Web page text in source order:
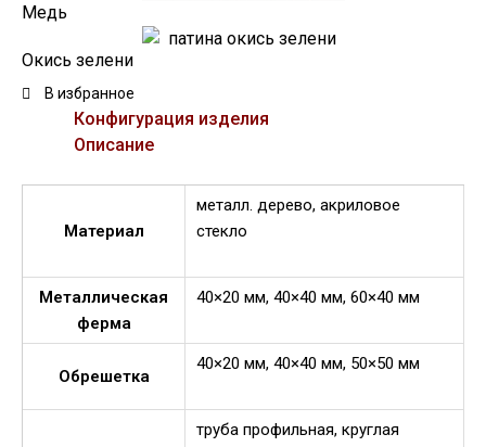
Медь
Окись зелени
В избранное
Конфигурация изделия
Описание
Материал
металл. дерево, акриловое
стекло
Металлическая
ферма
40×20 мм, 40×40 мм, 60×40 мм
Обрешетка
40×20 мм, 40×40 мм, 50×50 мм
труба профильная, круглая